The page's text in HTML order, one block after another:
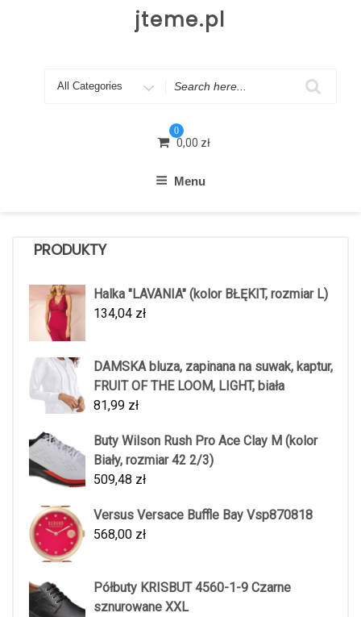
jteme.pl
Search
0
0,00 zł
Menu
PRODUKTY
Halka "LAVANIA" (kolor BŁĘKIT, rozmiar L)
134,04 zł
DAMSKA bluza, zapinana na suwak, kaptur,
FRUIT OF THE LOOM, LIGHT, biała
81,99 zł
Buty Wilson Rush Pro Ace Clay M (kolor
Biały, rozmiar 42 2/3)
509,48 zł
Versus Versace Buffle Bay Vsp870818
568,00 zł
Półbuty KRISBUT 4560-1-9 Czarne
sznurowane XXL